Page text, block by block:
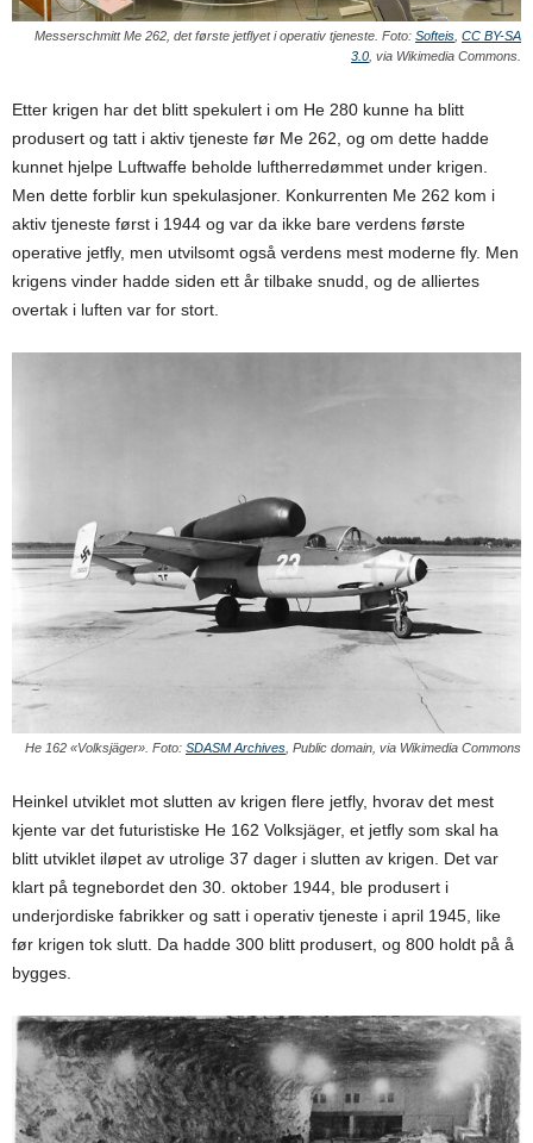
Messerschmitt Me 262, det første jetflyet i operativ tjeneste. Foto: Softeis CC BY-SA
3.0 , via Wikimedia Commons.
Etter krigen har det blitt spekulert i om He 280 kunne ha blitt
produsert og tatt i aktiv tjeneste før Me 262, og om dette hadde
kunnet hjelpe Luftwaffe beholde luftherredømmet under krigen.
Men dette forblir kun spekulasjoner. Konkurrenten Me 262 kom i
aktiv tjeneste først i 1944 og var da ikke bare verdens første
operative jetfly, men utvilsomt også verdens mest moderne fly. Men
krigens vinder hadde siden ett år tilbake snudd, og de alliertes
overtak i luften var for stort.
He 162 «Volksjäger». Foto: SDASM Archives , Public domain, via Wikimedia Commons
Heinkel utviklet mot slutten av krigen flere jetfly, hvorav det mest
kjente var det futuristiske He 162 Volksjäger, et jetfly som skal ha
blitt utviklet iløpet av utrolige 37 dager i slutten av krigen. Det var
klart på tegnebordet den 30. oktober 1944, ble produsert i
underjordiske fabrikker og satt i operativ tjeneste i april 1945, like
før krigen tok slutt. Da hadde 300 blitt produsert, og 800 holdt på å
bygges.